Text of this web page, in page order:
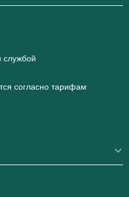
службой
согласно тарифам